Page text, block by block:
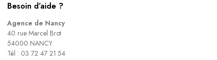
Besoin d’aide ?
Agence de Nancy
40 rue Marcel Brot
54000 NANCY
Tél : 03 72 47 21 54